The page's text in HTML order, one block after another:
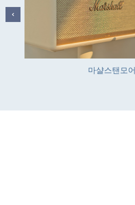
마샬스탠모어